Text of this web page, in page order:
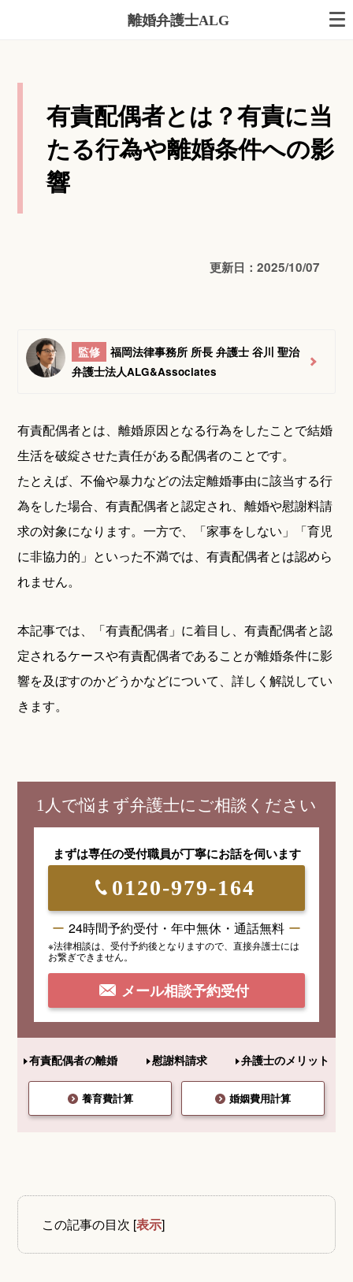
離婚弁護士ALG
有責配偶者とは？有責に当
たる行為や離婚条件への影
響
更新日：2025/10/07
監修
福岡法律事務所 所長 弁護士 谷川 聖治
弁護士法人ALG&Associates
有責配偶者とは、離婚原因となる行為をしたことで結婚
生活を破綻させた責任がある配偶者のことです。
たとえば、不倫や暴力などの法定離婚事由に該当する行
為をした場合、有責配偶者と認定され、離婚や慰謝料請
求の対象になります。一方で、「家事をしない」「育児
に非協力的」といった不満では、有責配偶者とは認めら
れません。
本記事では、「有責配偶者」に着目し、有責配偶者と認
定されるケースや有責配偶者であることが離婚条件に影
響を及ぼすのかどうかなどについて、詳しく解説してい
きます。
1人で悩まず弁護士にご相談ください
まずは専任の受付職員が丁寧にお話を伺います
0120-979-164
24時間予約受付・年中無休・通話無料
※法律相談は、受付予約後となりますので、 直接弁護士には
お繋ぎできません。
メール相談予約受付
有責配偶者の離婚 慰謝料請求 弁護士のメリット
養育費計算 婚姻費用計算
この記事の目次 [表示]